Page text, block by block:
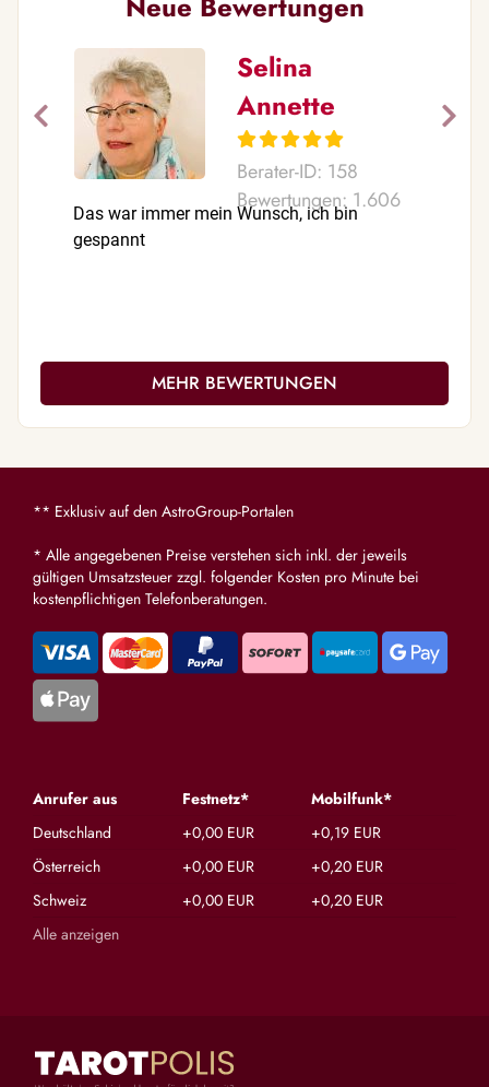
Selina
Annette
Berater-ID: 158
Bewertungen: 1.606
Das war immer mein Wunsch, ich bin
gespannt
MEHR BEWERTUNGEN
** Exklusiv auf den AstroGroup-Portalen
* Alle angegebenen Preise verstehen sich inkl. der jeweils
gültigen Umsatzsteuer zzgl. folgender Kosten pro Minute bei
kostenpflichtigen Telefonberatungen.
Anrufer aus Festnetz*
Mobilfunk*
Deutschland
+0,00 EUR
+0,19 EUR
Österreich
+0,00 EUR
+0,20 EUR
Schweiz
+0,00 EUR
+0,20 EUR
Alle anzeigen